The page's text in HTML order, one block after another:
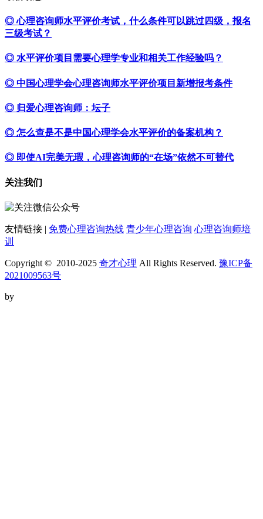
◎ 心理咨询师水平评价考试，什么条件可以跳过四级，报名
三级考试？
◎ 水平评价项目需要心理学专业和相关工作经验吗？
◎ 中国心理学会心理咨询师水平评价项目新增报考条件
◎ 归爱心理咨询师：坛子
◎ 怎么查是不是中国心理学会水平评价的备案机构？
◎ 即使AI完美无瑕，心理咨询师的“在场”依然不可替代
关注我们
友情链接 | 免费心理咨询热线 青少年心理咨询 心理咨询师培
训
Copyright © 2010-2025 奇才心理 All Rights Reserved. 豫ICP备
2021009563号
by